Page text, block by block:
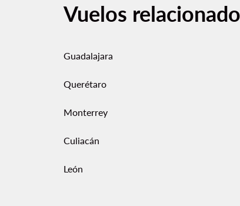
Vuelos
Guadalajara
Querétaro
Monterrey
Culiacán
León